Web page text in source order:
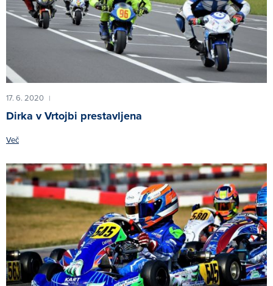
17. 6. 2020 |
Dirka v Vrtojbi prestavljena
Več